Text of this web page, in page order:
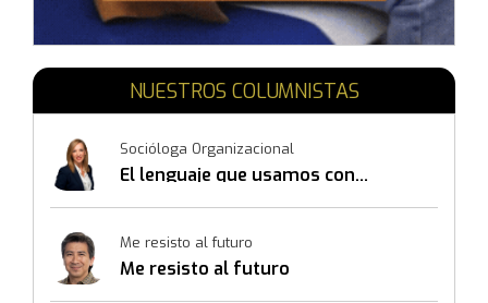
NUESTROS COLUMNISTAS
Socióloga Organizacional
El lenguaje que usamos con
construye resultados
Me resisto al futuro
Me resisto al futuro